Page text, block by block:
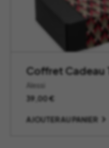
Coffret Cadeau
Alessi
39,00€
AJOUTER AU PANIER